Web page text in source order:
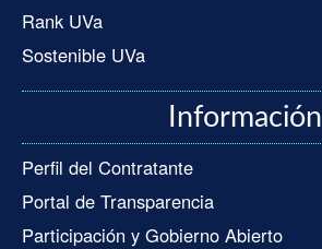
Rank UVa
Sostenible UVa
Información
Perfil del Contratante
Portal de Transparencia
Participación y Gobierno Abierto